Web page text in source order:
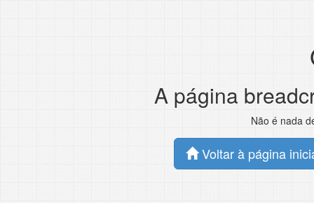
A página
Não é nada
Voltar à página